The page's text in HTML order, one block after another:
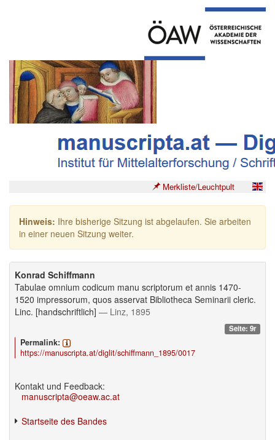
Merkliste/Leuchtpult
Hinweis: Ihre bisherige Sitzung ist abgelaufen. Sie arbeiten
in einer neuen Sitzung weiter.
Konrad Schiffmann
Tabulae omnium codicum manu scriptorum et annis 1470-
1520 impressorum, quos asservat Bibliotheca Seminarii cleric.
Linc. [handschriftlich] — Linz, 1895
Seite: 9r
Permalink:
https://manuscripta.at/diglit/schiffmann_1895/0017
Kontakt und Feedback:
manuscripta@oeaw.ac.at
Startseite des Bandes